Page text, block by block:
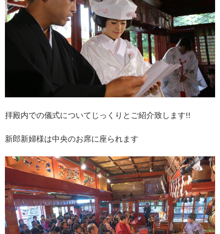
拝殿内での儀式についてじっくりとご紹介致します!!
新郎新婦様は中央のお席に座られます